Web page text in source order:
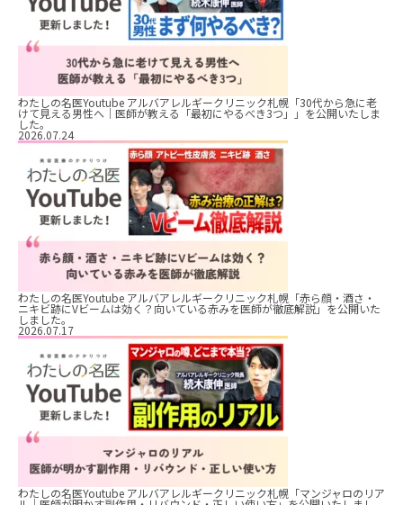
わたしの名医Youtube アルバアレルギークリニック札幌「30代から急に老
けて見える男性へ｜医師が教える「最初にやるべき3つ」」を公開いたしま
した。
2026.07.24
わたしの名医Youtube アルバアレルギークリニック札幌「赤ら顔・酒さ・
ニキビ跡にVビームは効く？向いている赤みを医師が徹底解説」を公開いた
しました。
2026.07.17
わたしの名医Youtube アルバアレルギークリニック札幌「マンジャロのリア